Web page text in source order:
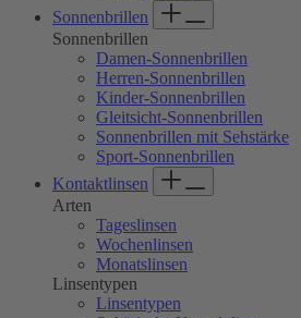
Sonnenbrillen
Sonnenbrillen
Damen-Sonnenbrillen
Herren-Sonnenbrillen
Kinder-Sonnenbrillen
Gleitsicht-Sonnenbrillen
Sonnenbrillen mit Sehstärke
Sport-Sonnenbrillen
Kontaktlinsen
Arten
Tageslinsen
Wochenlinsen
Monatslinsen
Linsentypen
Linsentypen